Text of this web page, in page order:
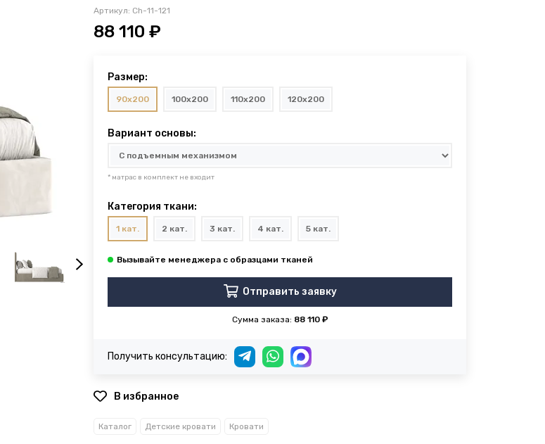
Артикул: Ch-11-121
88 110 ₽
Размер:
90x200 100x200 110x200 120x200
Вариант основы:
* матрас в комплект не входит
Категория ткани:
1 кат. 2 кат. 3 кат. 4 кат. 5 кат.
Отправить заявку
Сумма заказа: 88 110 ₽
Получить консультацию:
В избранное
Каталог Детские кровати Кровати